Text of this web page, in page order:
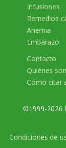
Infusiones
Remedios
Anemia
Embarazo
Contacto
Quiénes
Cómo citar
©1999-2026
Condiciones de